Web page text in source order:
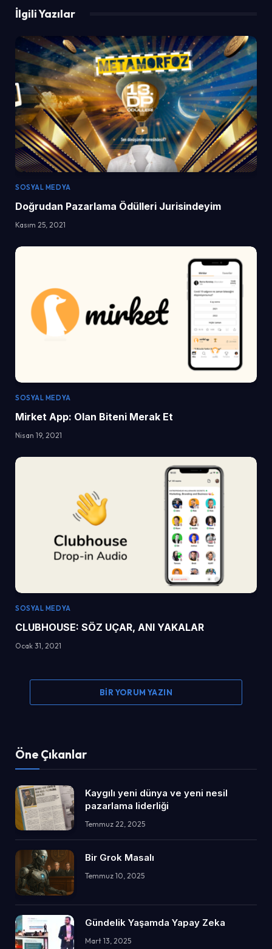
İlgili Yazılar
SOSYAL MEDYA
Doğrudan Pazarlama Ödülleri Jurisindeyim
Kasım 25, 2021
SOSYAL MEDYA
Mirket App: Olan Biteni Merak Et
Nisan 19, 2021
SOSYAL MEDYA
CLUBHOUSE: SÖZ UÇAR, ANI YAKALAR
Ocak 31, 2021
BIR YORUM YAZIN
Öne Çıkanlar
Kaygılı yeni dünya ve yeni nesil
pazarlama liderliği
Temmuz 22, 2025
Bir Grok Masalı
Temmuz 10, 2025
Gündelik Yaşamda Yapay Zeka
Mart 13, 2025